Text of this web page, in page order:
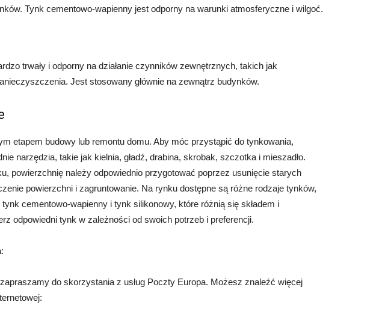
Tynk cementowo-wapienny jest odporny na warunki atmosferyczne i wilgoć.
trwały i odporny na działanie czynników zewnętrznych, takich jak
Jest stosowany głównie na zewnątrz budynków.
etapem budowy lub remontu domu. Aby móc przystąpić do tynkowania,
narzędzia, takie jak kielnia, gładź, drabina, skrobak, szczotka i mieszadło.
powierzchnię należy odpowiednio przygotować poprzez usunięcie starych
powierzchni i zagruntowanie. Na rynku dostępne są różne rodzaje tynków,
cementowo-wapienny i tynk silikonowy, które różnią się składem i
odpowiedni tynk w zależności od swoich potrzeb i preferencji.
do skorzystania z usług Poczty Europa. Możesz znaleźć więcej